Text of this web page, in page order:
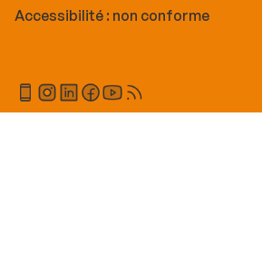
Accessibilité : non conforme